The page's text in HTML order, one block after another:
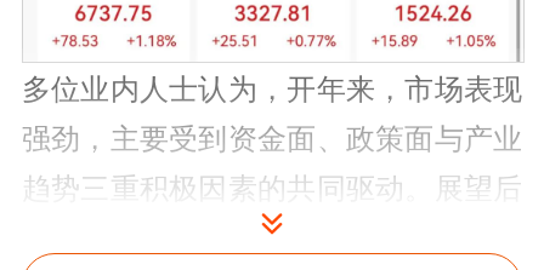
多位业内人士认为，开年来，市场表现
强劲，主要受到资金面、政策面与产业
趋势三重积极因素的共同驱动。展望后
市，市场内在的上升趋势较为明确，行